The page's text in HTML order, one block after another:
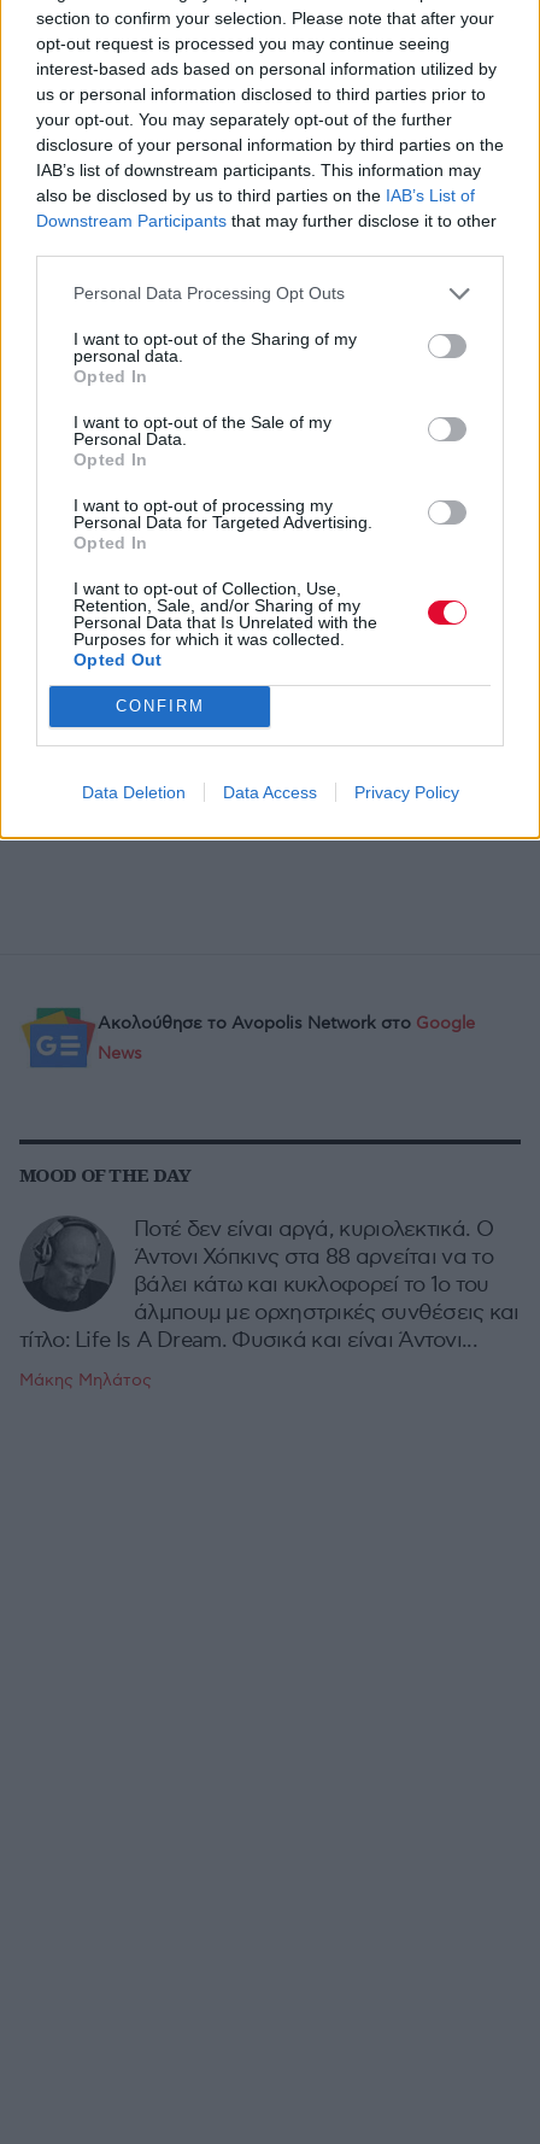
section to confirm your selection. Please note that after your
opt-out request is processed you may continue seeing
interest-based ads based on personal information utilized by
us or personal information disclosed to third parties prior to
your opt-out. You may separately opt-out of the further
disclosure of your personal information by third parties on the
IAB’s list of downstream participants. This information may
also be disclosed by us to third parties on the IAB’s List of
Downstream Participants that may further disclose it to other
Personal Data Processing Opt Outs
I want to opt-out of the Sharing of my
personal data.
Opted In
I want to opt-out of the Sale of my
Personal Data.
Opted In
I want to opt-out of processing my
Personal Data for Targeted Advertising.
Opted In
I want to opt-out of Collection, Use,
Retention, Sale, and/or Sharing of my
Personal Data that Is Unrelated with the
Purposes for which it was collected.
Opted Out
CONFIRM
Data Deletion Data Access Privacy Policy
έχουμε να κάνουμε μεέναν λαμπρό δίσκο, από
τους καλύτερους του 2022. Μπορεί να του
λείπει η κινηματογραφική αφηγηματικότητα και
τα συγκλονιστικά κομμάτια τουgood kid,
m.A.A.d city, μπορεί να μην έχει την
ενορχηστρωτική ευφυΐα και το ειδικό βάρος
τουTo Pimp a Butterfly,μπορεί να στερείται της
conceptual συνεκτικότητας και των mega hits
τουDAMN., ωστόσο έχει πολύ (και) καλό υλικό,
το οποίο εξακολουθεί να κινείται
σε επίπεδα
hip hop κόσμουτο 2022.
Ακολούθησε το Avopolis Network στο Google
News
MOOD OF THE DAY
Ποτέ δεν είναι αργά, κυριολεκτικά. Ο
Άντονι Χόπκινς στα 88 αρνείται να το
βάλει κάτω και κυκλοφορεί το 1ο του
άλμπουμ με ορχηστρικές συνθέσεις και
τίτλο: Life Is A Dream. Φυσικά και είναι Άντονι...
Μάκης Μηλάτος
Previous Article Next Article